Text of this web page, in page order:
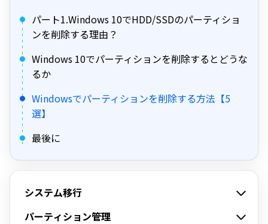
パート1.Windows 10でHDD/SSDのパーティショ
ンを削除する理由？
Windows 10でパーティションを削除するとどうな
るか
Windowsでパーティションを削除する方法【5
選】
最後に
システム移行
パーティション管理